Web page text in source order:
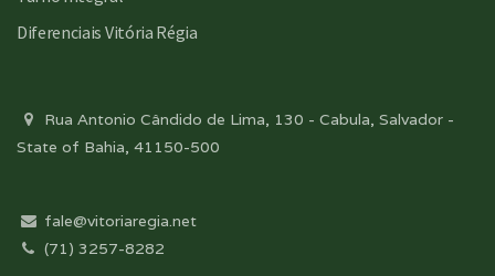
Diferenciais Vitória Régia
Rua Antonio Cândido de Lima, 130 - Cabula, Salvador -
State of Bahia, 41150-500
fale@vitoriaregia.net
(71) 3257-8282